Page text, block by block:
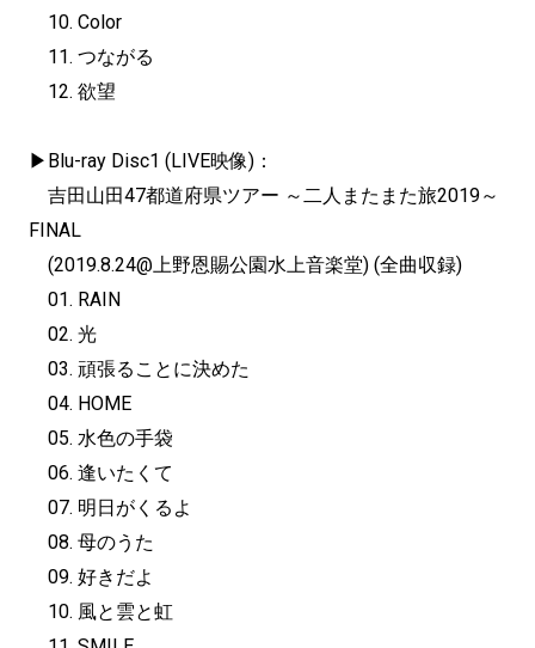
10. Color
11. つながる
12. 欲望
▶︎Blu-ray Disc1 (LIVE映像)：
吉田山田47都道府県ツアー ～二人またまた旅2019～
FINAL
(2019.8.24@上野恩賜公園水上音楽堂) (全曲収録)
01. RAIN
02. 光
03. 頑張ることに決めた
04. HOME
05. 水色の手袋
06. 逢いたくて
07. 明日がくるよ
08. 母のうた
09. 好きだよ
10. 風と雲と虹